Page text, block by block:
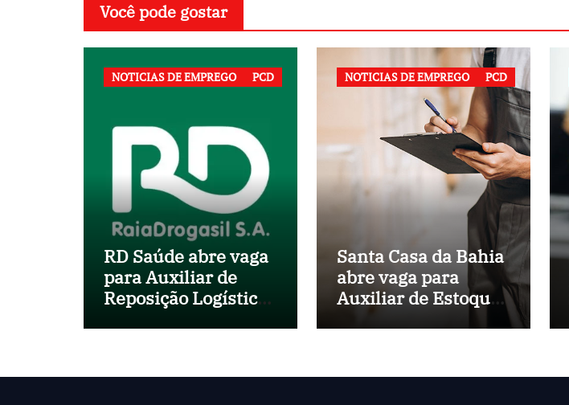
Você pode gostar
NOTICIAS DE EMPREGO PCD
RD Saúde abre vaga
para Auxiliar de
Reposição Logística
NOTICIAS DE EMPREGO PCD
Santa Casa da Bahia
abre vaga para
Auxiliar de Estoque